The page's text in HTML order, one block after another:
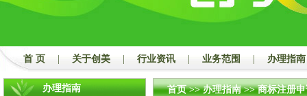
首 页 关于创美 行业资讯 业务范围 办理指南
办理指南 首页>>办理指南>>商标注册